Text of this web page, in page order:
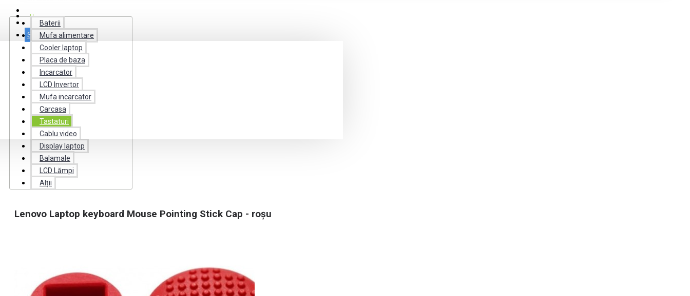
CONTACTE
MUFA INCARCATOR
SERVICII
Baterii
Mufa alimentare
Cooler laptop
Placa de baza
Incarcator
LCD Invertor
Mufa incarcator
Carcasa
Tastaturi
Cablu video
Display laptop
Balamale
LCD Lămpi
Alții
Lenovo Laptop keyboard Mouse Pointing Stick Cap - roșu